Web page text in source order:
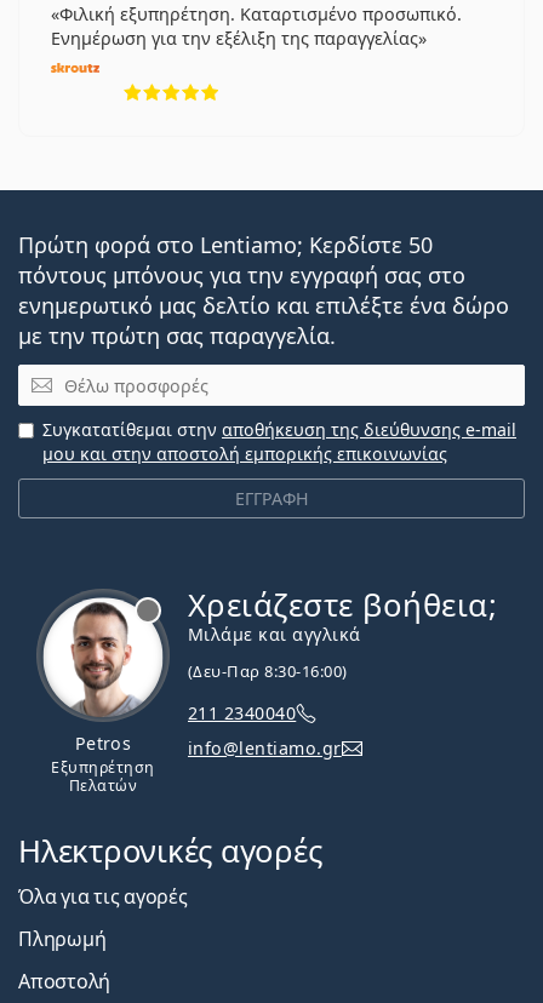
Φιλική εξυπηρέτηση. Καταρτισμένο προσωπικό.
Ενημέρωση για την εξέλιξη της παραγγελίας
Πρώτη φορά στο Lentiamo; Κερδίστε 50
πόντους μπόνους για την εγγραφή σας στο
ενημερωτικό μας δελτίο και επιλέξτε ένα δώρο
με την πρώτη σας παραγγελία.
Email
ΕΓΓΡΑΦΗ
Συγκατατίθεμαι στην αποθήκευση της διεύθυνσης e-mail
μου και στην αποστολή εμπορικής επικοινωνίας
Petros
Εξυπηρέτηση
Πελατών
Χρειάζεστε βοήθεια;
Μιλάμε και αγγλικά
(Δευ-Παρ 8:30-16:00)
211 2340040
info@lentiamo.gr
Ηλεκτρονικές αγορές
Όλα για τις αγορές
Πληρωμή
Αποστολή